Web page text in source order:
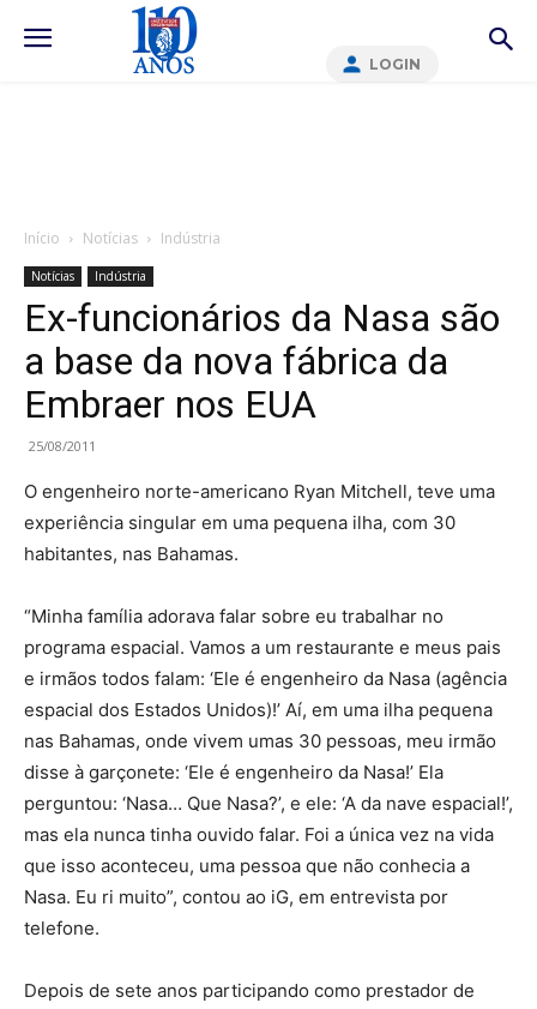
LOGIN
Início Notícias Indústria
Notícias Indústria
Ex-funcionários da Nasa são
a base da nova fábrica da
Embraer nos EUA
25/08/2011
O engenheiro norte-americano Ryan Mitchell, teve uma
experiência singular em uma pequena ilha, com 30
habitantes, nas Bahamas.
“Minha família adorava falar sobre eu trabalhar no
programa espacial. Vamos a um restaurante e meus pais
e irmãos todos falam: ‘Ele é engenheiro da Nasa (agência
espacial dos Estados Unidos)!’ Aí, em uma ilha pequena
nas Bahamas, onde vivem umas 30 pessoas, meu irmão
disse à garçonete: ‘Ele é engenheiro da Nasa!’ Ela
perguntou: ‘Nasa… Que Nasa?’, e ele: ‘A da nave espacial!’,
mas ela nunca tinha ouvido falar. Foi a única vez na vida
que isso aconteceu, uma pessoa que não conhecia a
Nasa. Eu ri muito”, contou ao iG, em entrevista por
telefone.
Depois de sete anos participando como prestador de